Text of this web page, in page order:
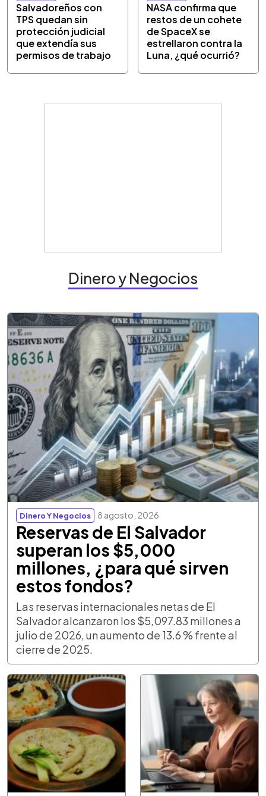
Salvadoreños con
TPS quedan sin
protección judicial
que extendía sus
permisos de trabajo
NASA confirma que
restos de un cohete
de SpaceX se
estrellaron contra la
Luna, ¿qué ocurrió?
Dinero y Negocios
Dinero Y Negocios 8 agosto, 2026
Reservas de El Salvador
superan los $5,000
millones, ¿para qué sirven
estos fondos?
Las reservas internacionales netas de El
Salvador alcanzaron los $5,097.83 millones a
julio de 2026, un aumento de 13.6 % frente al
cierre de 2025.